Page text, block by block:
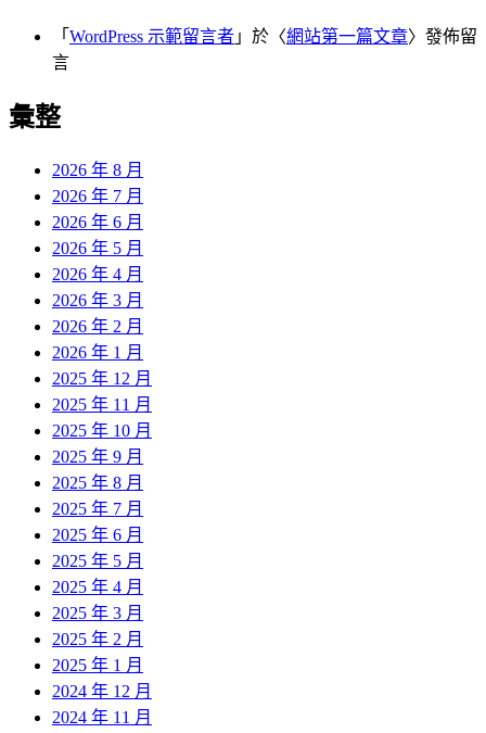
「 WordPress 示範留言者 」於〈網站第一篇文章〉發佈留
言
彙整
2026 年 8 月
2026 年 7 月
2026 年 6 月
2026 年 5 月
2026 年 4 月
2026 年 3 月
2026 年 2 月
2026 年 1 月
2025 年 12 月
2025 年 11 月
2025 年 10 月
2025 年 9 月
2025 年 8 月
2025 年 7 月
2025 年 6 月
2025 年 5 月
2025 年 4 月
2025 年 3 月
2025 年 2 月
2025 年 1 月
2024 年 12 月
2024 年 11 月